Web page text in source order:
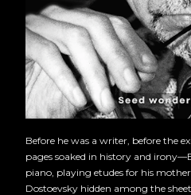
Before he was a writer, before the
pages soaked in history and
piano, playing etudes for his
Dostoevsky hidden among the